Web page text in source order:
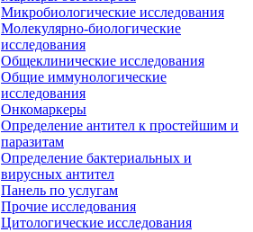
Микробиологические исследования
Молекулярно-биологические
исследования
Общеклинические исследования
Общие иммунологические
исследования
Онкомаркеры
Определение антител к простейшим и
паразитам
Определение бактериальных и
вирусных антител
Панель по услугам
Прочие исследования
Цитологические исследования